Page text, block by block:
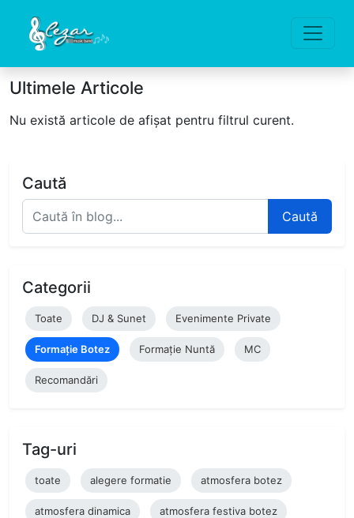
Ultimele Articole
Nu există articole de afișat pentru filtrul curent.
Caută
Caută
Categorii
Toate DJ & Sunet Evenimente Private
Formație Botez Formație Nuntă MC
Recomandări
Tag-uri
toate alegere formatie atmosfera botez
atmosfera dinamica atmosfera festiva botez